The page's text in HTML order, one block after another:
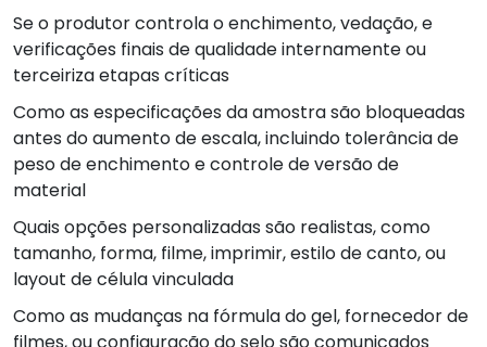
Se o produtor controla o enchimento, vedação, e
verificações finais de qualidade internamente ou
terceiriza etapas críticas
Como as especificações da amostra são bloqueadas
antes do aumento de escala, incluindo tolerância de
peso de enchimento e controle de versão de
material
Quais opções personalizadas são realistas, como
tamanho, forma, filme, imprimir, estilo de canto, ou
layout de célula vinculada
Como as mudanças na fórmula do gel, fornecedor de
filmes, ou configuração do selo são comunicados